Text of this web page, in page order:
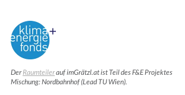
DerRaumteilerauf imGrätzl.at ist Teil des F&E Projektes
Mischung: Nordbahnhof (Lead TU Wien).